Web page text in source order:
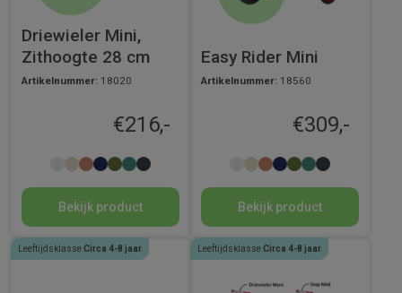
Driewieler Mini,
Zithoogte 28 cm
Artikelnummer: 18020
€216,-
Bekijk product
Easy Rider Mini
Artikelnummer: 18560
€309,-
Bekijk product
Leeftijdsklasse Circa 4-8 jaar Leeftijdsklasse Circa 4-8 jaar